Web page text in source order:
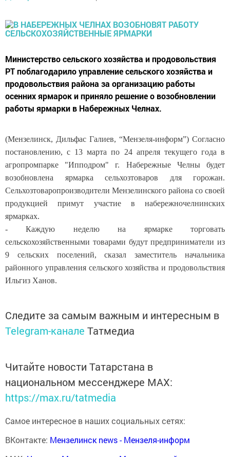
Министерство сельского хозяйства и продовольствия
РТ поблагодарило управление сельского хозяйства и
продовольствия района за организацию работы
осенних ярмарок и приняло решение о возобновлении
работы ярмарки в Набережных Челнах.
(Мензелинск, Дильфас Галиев, “Мензеля-информ”) Согласно
постановлению, с 13 марта по 24 апреля текущего года в
агропромпарке "Ипподром" г. Набережные Челны будет
возобновлена ярмарка сельхозтоваров для горожан.
Сельхозтоваропроизводители Мензелинского района со своей
продукцией примут участие в набережночелнинских
ярмарках.
- Каждую неделю на ярмарке торговать
сельскохозяйственными товарами будут предприниматели из
9 сельских поселений, сказал заместитель начальника
районного управления сельского хозяйства и продовольствия
Ильгиз Ханов.
Следите за самым важным и интересным в
Telegram-канале Татмедиа
Читайте новости Татарстана в
национальном мессенджере MАХ:
https://max.ru/tatmedia
Самое интересное в наших социальных сетях:
ВКонтакте: Мензелинск news - Мензеля-информ